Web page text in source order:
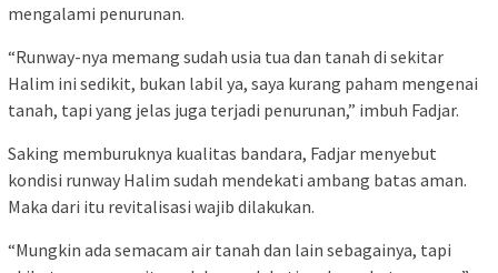
mengalami penurunan.
“Runway-nya memang sudah usia tua dan tanah di sekitar
Halim ini sedikit, bukan labil ya, saya kurang paham mengenai
tanah, tapi yang jelas juga terjadi penurunan,” imbuh Fadjar.
Saking memburuknya kualitas bandara, Fadjar menyebut
kondisi runway Halim sudah mendekati ambang batas aman.
Maka dari itu revitalisasi wajib dilakukan.
“Mungkin ada semacam air tanah dan lain sebagainya, tapi